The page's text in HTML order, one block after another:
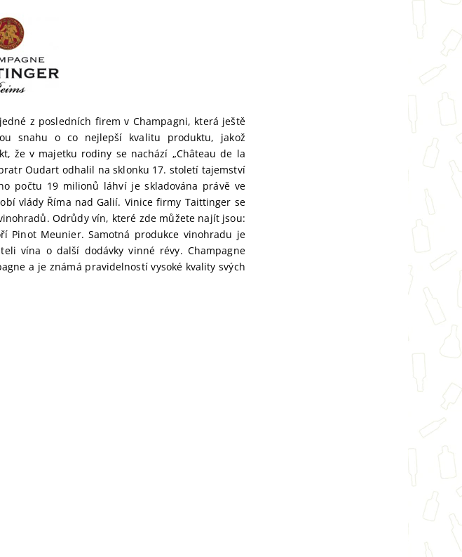
z posledních firem v Champagni, která ještě
snahu o co nejlepší kvalitu produktu, jakož
že v majetku rodiny se nachází „Château de la
Oudart odhalil na sklonku 17. století tajemství
počtu 19 milionů láhví je skladována právě ve
vlády Říma nad Galií. Vinice firmy Taittinger se
Odrůdy vín, které zde můžete najít jsou:
Pinot Meunier. Samotná produkce vinohradu je
vína o další dodávky vinné révy. Champagne
a je známá pravidelností vysoké kvality svých